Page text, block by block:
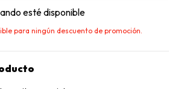
esté disponible
para ningún descuento de promoción.